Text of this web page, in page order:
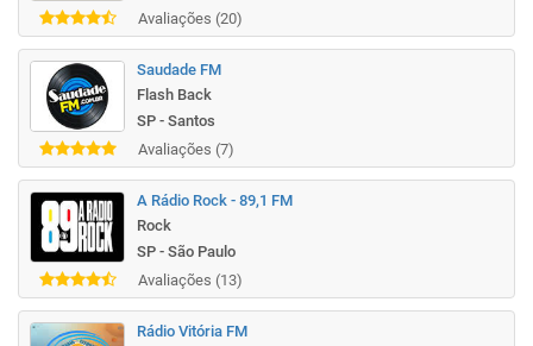
Avaliações (20)
Saudade FM
Flash Back
SP - Santos
Avaliações (7)
A Rádio Rock - 89,1 FM
Rock
SP - São Paulo
Avaliações (13)
Rádio Vitória FM